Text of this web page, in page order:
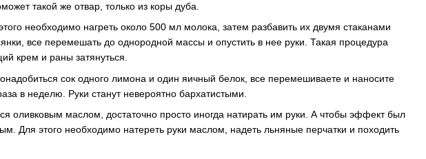
такой же отвар, только из коры дуба.
необходимо нагреть около 500 мл молока, затем разбавить их двумя стаканами
все перемешать до однородной массы и опустить в нее руки. Такая процедура
крем и раны затянуться.
сок одного лимона и один яичный белок, все перемешиваете и наносите
в неделю. Руки станут невероятно бархатистыми.
оливковым маслом, достаточно просто иногда натирать им руки. А чтобы эффект был
Для этого необходимо натереть руки маслом, надеть льняные перчатки и походить